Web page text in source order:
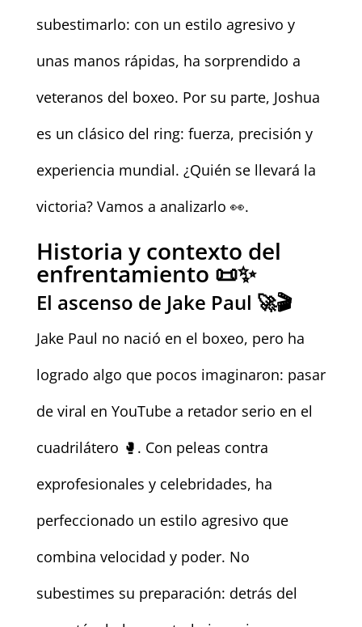
subestimarlo: con un estilo agresivo y
unas manos rápidas, ha sorprendido a
veteranos del boxeo. Por su parte, Joshua
es un clásico del ring: fuerza, precisión y
experiencia mundial. ¿Quién se llevará la
victoria? Vamos a analizarlo 👀.
Historia y contexto del
enfrentamiento 📜✨
El ascenso de Jake Paul 🚀🎬
Jake Paul no nació en el boxeo, pero ha
logrado algo que pocos imaginaron: pasar
de viral en YouTube a retador serio en el
cuadrilátero 🥊. Con peleas contra
exprofesionales y celebridades, ha
perfeccionado un estilo agresivo que
combina velocidad y poder. No
subestimes su preparación: detrás del